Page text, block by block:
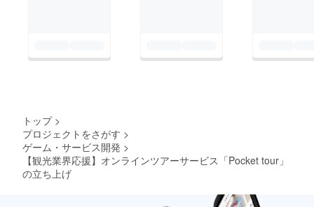
トップ >
プロジェクトをさがす >
ゲーム・サービス開発 >
【観光業界応援】オンラインツアーサービス「Pocket tour」
の立ち上げ